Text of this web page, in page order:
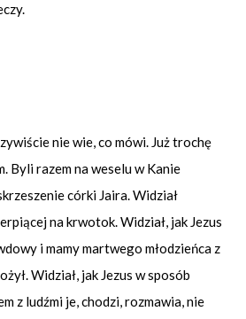
nie wie, co mówi. Już trochę
Byli razem na weselu w Kanie
córki Jaira. Widział
na krwotok. Widział, jak Jezus
i mamy martwego młodzieńca z
Widział, jak Jezus w sposób
z ludźmi je, chodzi, rozmawia, nie